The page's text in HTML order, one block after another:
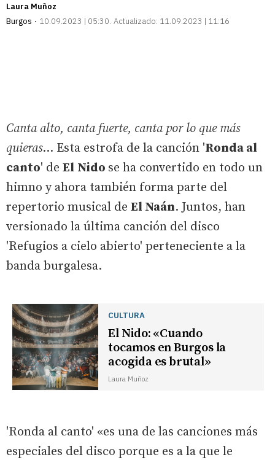
Laura Muñoz
Burgos
10.09.2023 | 05:30 Actualizado: 11.09.2023 | 11:16
Canta alto, canta fuerte, canta por lo que más
quieras... Esta estrofa de la canción 'Ronda al
canto' de El Nido se ha convertido en todo un
himno y ahora también forma parte del
repertorio musical de El Naán. Juntos, han
versionado la última canción del disco
'Refugios a cielo abierto' perteneciente a la
banda burgalesa.
CULTURA
El Nido: «Cuando
tocamos en Burgos la
acogida es brutal»
Laura Muñoz
'Ronda al canto' «es una de las canciones más
especiales del disco porque es a la que le